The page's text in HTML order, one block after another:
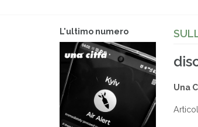
L'ultimo numero
Una